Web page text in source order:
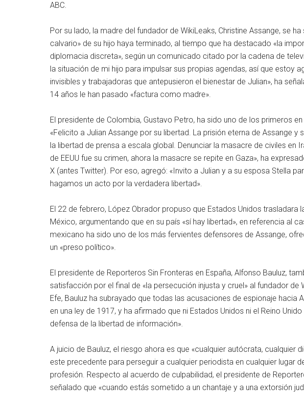
ABC.
Por su lado, la madre del fundador de WikiLeaks, Christine Assange, se
calvario» de su hijo haya terminado, al tiempo que ha destacado «la
diplomacia discreta», según un comunicado citado por la cadena de
la situación de mi hijo para impulsar sus propias agendas, así que estoy
invisibles y trabajadoras que antepusieron el bienestar de Julian», ha
14 años le han pasado «factura como madre».
El presidente de Colombia, Gustavo Petro, ha sido uno de los primeros
«Felicito a Julian Assange por su libertad. La prisión eterna de Assange
la libertad de prensa a escala global. Denunciar la masacre de civiles en
de EEUU fue su crimen, ahora la masacre se repite en Gaza», ha
X (antes Twitter). Por eso, agregó: «Invito a Julian y a su esposa Stella
hagamos un acto por la verdadera libertad».
El 22 de febrero, López Obrador propuso que Estados Unidos trasladara
México, argumentando que en su país «sí hay libertad», en referencia al
mexicano ha sido uno de los más fervientes defensores de Assange,
un «preso político».
El presidente de Reporteros Sin Fronteras en España, Alfonso Bauluz,
satisfacción por el final de «la persecución injusta y cruel» al fundador de
Efe, Bauluz ha subrayado que todas las acusaciones de espionaje hacia
en una ley de 1917, y ha afirmado que ni Estados Unidos ni el Reino
defensa de la libertad de información».
A juicio de Bauluz, el riesgo ahora es que «cualquier autócrata, cualquier
este precedente para perseguir a cualquier periodista en cualquier lugar
profesión. Respecto al acuerdo de culpabilidad, el presidente de
señalado que «cuando estás sometido a un chantaje y a una extorsión